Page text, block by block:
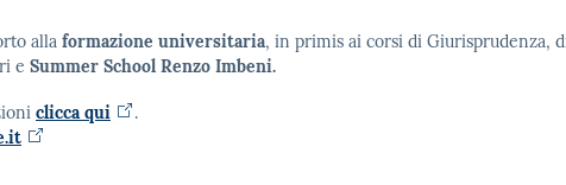
alla formazione universitaria, in primis ai corsi di Giurisprudenza,
e Summer School Renzo Imbeni.
clicca qui
.